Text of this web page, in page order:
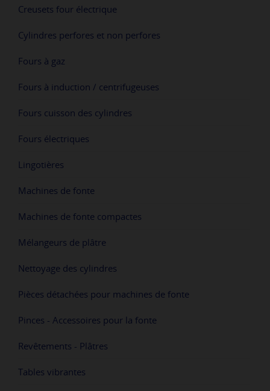
Creusets four électrique
Cylindres perfores et non perfores
Fours à gaz
Fours à induction / centrifugeuses
Fours cuisson des cylindres
Fours électriques
Lingotières
Machines de fonte
Machines de fonte compactes
Mélangeurs de plâtre
Nettoyage des cylindres
Pièces détachées pour machines de fonte
Pinces - Accessoires pour la fonte
Revêtements - Plâtres
Tables vibrantes